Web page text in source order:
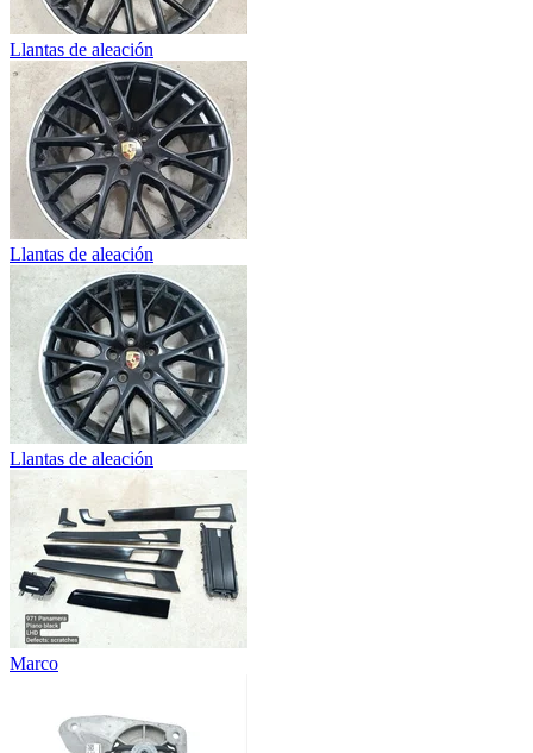
Llantas de aleación
Llantas de aleación
Llantas de aleación
Marco